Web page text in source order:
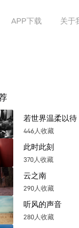
APP下载 关于
若世界温柔以待
446人收藏
此时此刻
370人收藏
云之南
290人收藏
听风的声音
280人收藏